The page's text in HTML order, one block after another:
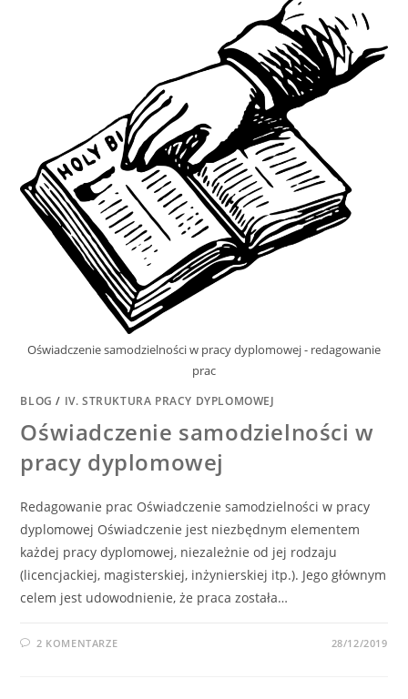
Oświadczenie samodzielności w pracy dyplomowej - redagowanie
prac
BLOG / IV. STRUKTURA PRACY DYPLOMOWEJ
Oświadczenie samodzielności w
pracy dyplomowej
Redagowanie prac Oświadczenie samodzielności w pracy
dyplomowej Oświadczenie jest niezbędnym elementem
każdej pracy dyplomowej, niezależnie od jej rodzaju
(licencjackiej, magisterskiej, inżynierskiej itp.). Jego głównym
celem jest udowodnienie, że praca została…
2 KOMENTARZE 28/12/2019